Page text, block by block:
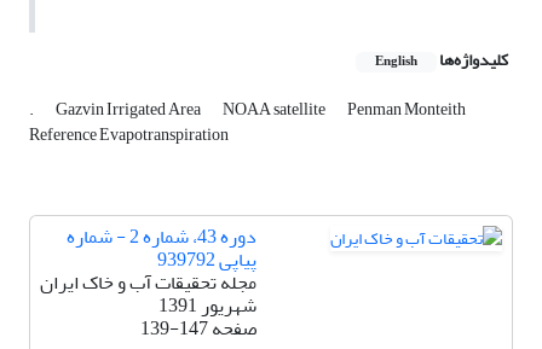
کلیدواژه‌ها English
. Gazvin Irrigated Area NOAA satellite Penman Monteith
Reference Evapotranspiration
دوره 43، شماره 2 - شماره
پیاپی 939792
مجله تحقیقات آب و خاک ایران
شهریور 1391
صفحه139-147